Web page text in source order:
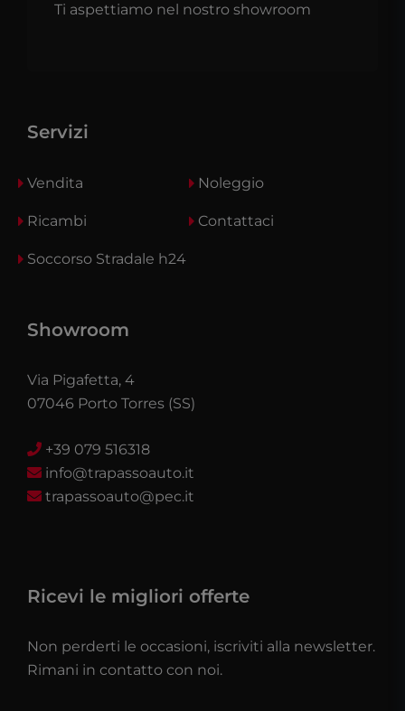
Ti aspettiamo nel nostro showroom
Servizi
Vendita Noleggio
Ricambi Contattaci
Soccorso Stradale h24
Showroom
Via Pigafetta, 4
07046 Porto Torres (SS)
+39 079 516318
info@trapassoauto.it
trapassoauto@pec.it
Ricevi le migliori offerte
Non perderti le occasioni, iscriviti alla newsletter.
Rimani in contatto con noi.